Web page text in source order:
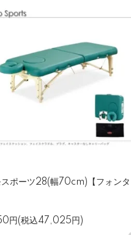
スポーツ28(幅70cm)【フォンタ
円(税込47,025円)